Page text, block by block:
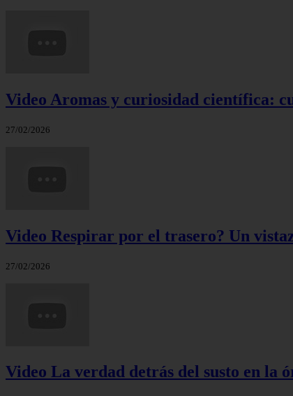
Video Aromas y curiosidad científica:
27/02/2026
Video Respirar por el trasero? Un
27/02/2026
Video La verdad detrás del susto en la